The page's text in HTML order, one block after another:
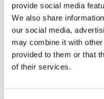
provide social media
We also share
our social media,
may combine it with
provided to them or that
of their services.